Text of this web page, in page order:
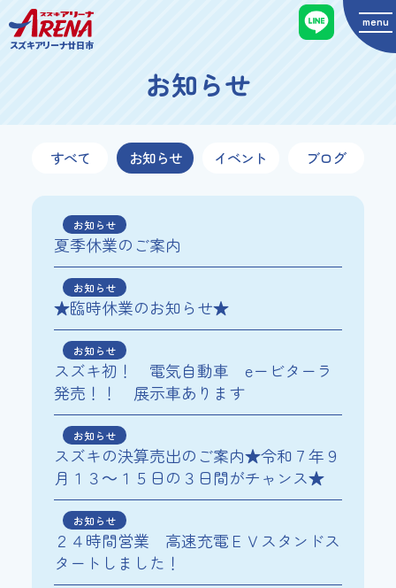
スズキアリーナ廿日市
menu
お知らせ
すべて お知らせ イベント ブログ
お知らせ
夏季休業のご案内
お知らせ
★臨時休業のお知らせ★
お知らせ
スズキ初！ 電気自動車 eービターラ
発売！！ 展示車あります
お知らせ
スズキの決算売出のご案内★令和７年９
月１３～１５日の３日間がチャンス★
お知らせ
２４時間営業 高速充電ＥＶスタンドス
タートしました！